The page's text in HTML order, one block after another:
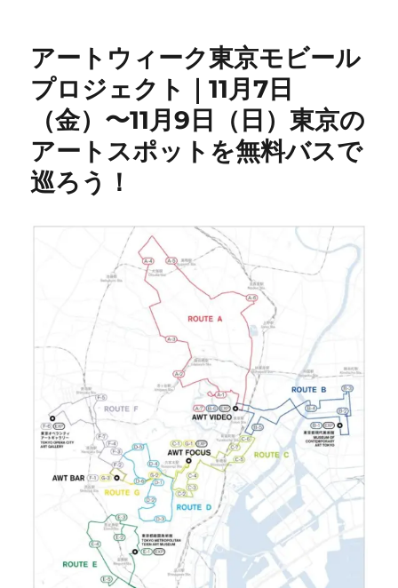
アートウィーク東京モビール
プロジェクト｜11月7日
（金）〜11月9日（日）東京の
アートスポットを無料バスで
巡ろう！